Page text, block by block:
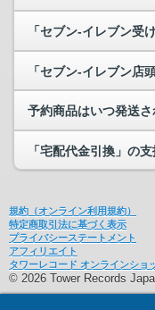
「セブン-イレブン店
予約商品はいつ発送さ
「宅配代金引換」の
規約（オンライン利用規約）
特定商取引法に基づく表示
プライバシーステートメント
アフィリエイト
タワーレコード オンラインショ
© 2026 Tower Records